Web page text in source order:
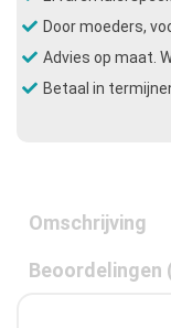
Door moeders,
Advies op maat.
Betaal in
Omschrijving
Beoordelingen